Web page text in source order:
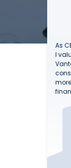
As
I